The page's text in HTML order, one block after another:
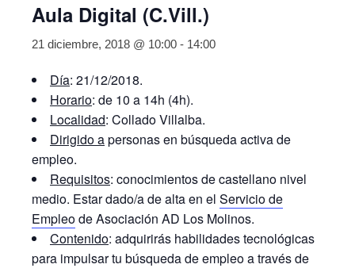
Aula Digital (C.Vill.)
21 diciembre, 2018 @ 10:00 - 14:00
Día: 21/12/2018.
Horario: de 10 a 14h (4h).
Localidad: Collado Villalba.
Dirigido apersonas en búsqueda activa de
empleo.
Requisitos: conocimientos de castellano nivel
medio. Estar dado/a de alta en el Servicio de
Empleode Asociación AD Los Molinos.
Contenido: adquirirás habilidades tecnológicas
para impulsar tu búsqueda de empleo a través de